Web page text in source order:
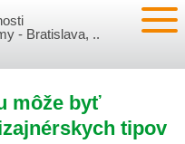
- Bratislava, ..
môže byť
tipov